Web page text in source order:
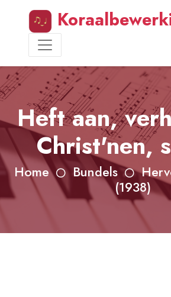
Heft aan,
Christ'nen,
Home Bundels
(1938)